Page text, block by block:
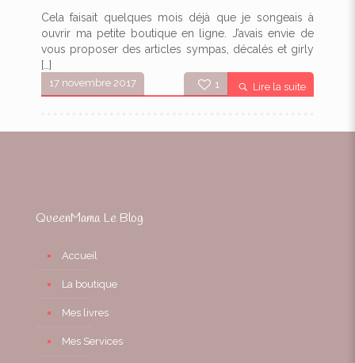
17 novembre 2017
Cela faisait quelques mois déjà que je songeais à
ouvrir ma petite boutique en ligne. J’avais envie de
vous proposer des articles sympas, décalés et girly
[…]
1 Lire la suite
QueenMama Le Blog
Accueil
La boutique
Mes livres
Mes Services